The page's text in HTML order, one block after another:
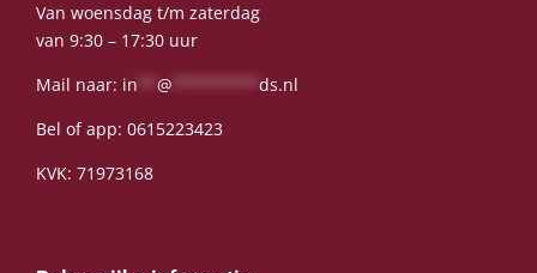
Van woensdag t/m zaterdag
van 9:30 – 17:30 uur
Mail naar: in @
ds.nl
Bel of app: 0615223423
KVK: 71973168